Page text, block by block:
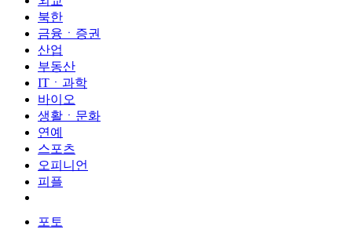
북한
금융ㆍ증권
산업
부동산
ITㆍ과학
바이오
생활ㆍ문화
연예
스포츠
오피니언
피플
포토